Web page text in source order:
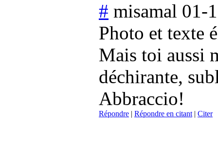
# misamal 01-
Photo et texte
Mais toi aussi
déchirante,
Abbraccio!
Répondre | Répondre en citant| Citer